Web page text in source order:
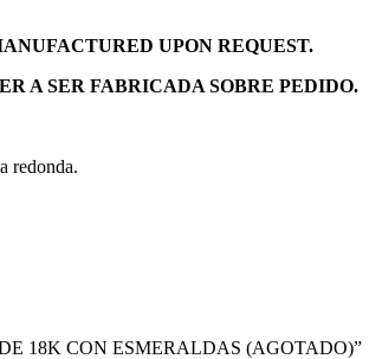
UPON REQUEST.
A SER FABRICADA SOBRE PEDIDO.
redonda.
18K CON ESMERALDAS (AGOTADO)”